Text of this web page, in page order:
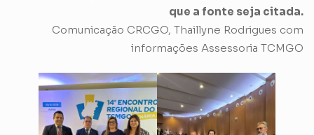
que a fonte seja citada.
Comunicação CRCGO, Thaillyne Rodrigues com
informações Assessoria TCMGO